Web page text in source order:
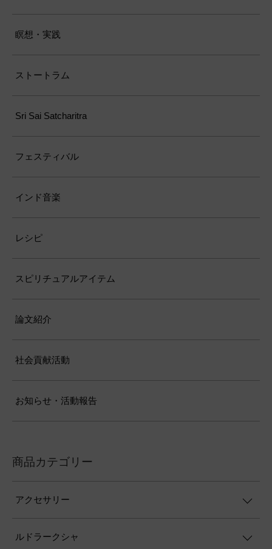
瞑想・実践
ストートラム
Sri Sai Satcharitra
フェスティバル
インド音楽
レシピ
スピリチュアルアイテム
論文紹介
社会貢献活動
お知らせ・活動報告
商品カテゴリー
アクセサリー
ルドラークシャ